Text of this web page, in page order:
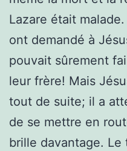
Lazare était
ont demandé à
pouvait sûrement
leur frère! Mais
tout de suite; il a
de se mettre en
brille davantage. Le